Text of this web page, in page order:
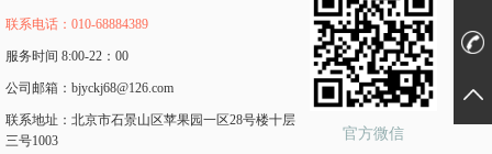
联系电话：010-68884389
服务时间 8:00-22：00
公司邮箱：bjyckj68@126.com
联系地址：北京市石景山区苹果园一区28号楼十层
三号1003
官方微信